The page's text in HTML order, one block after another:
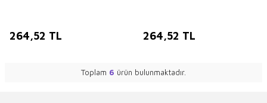
264,52 TL 264,52 TL
Toplam 6 ürün bulunmaktadır.